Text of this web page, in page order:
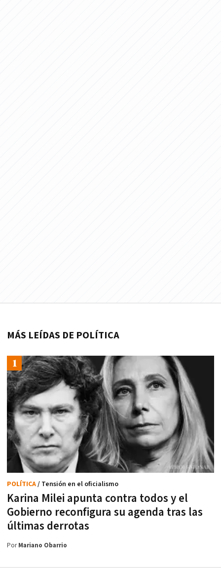
MÁS LEÍDAS DE POLÍTICA
Karina Milei apunta contra todos y el
Gobierno reconfigura su agenda tras las
últimas derrotas
POLÍTICA/ Tensión en el oficialismo
PorMariano Obarrio